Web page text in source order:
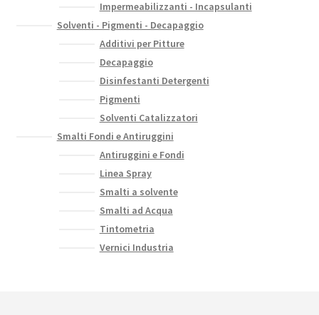
Impermeabilizzanti - Incapsulanti
Solventi - Pigmenti - Decapaggio
Additivi per Pitture
Decapaggio
Disinfestanti Detergenti
Pigmenti
Solventi Catalizzatori
Smalti Fondi e Antiruggini
Antiruggini e Fondi
Linea Spray
Smalti a solvente
Smalti ad Acqua
Tintometria
Vernici Industria